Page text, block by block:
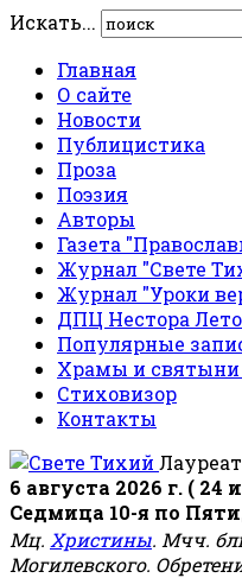
Искать...
Главная
О сайте
Новости
Публицистика
Проза
Поэзия
Авторы
Газета
Журнал "Свете
Журнал "Уроки
ДПЦ Нестора
Популярные
Храмы и святыни
Стиховизор
Контакты
6 августа 2026 г. ( 24
Седмица 10-я по
Мц. Христины. Мчч.
Могилевского.